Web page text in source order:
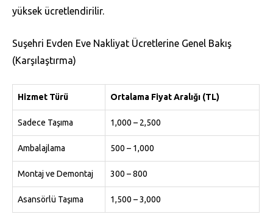
yüksek ücretlendirilir.
Suşehri Evden Eve Nakliyat Ücretlerine Genel Bakış
(Karşılaştırma)
Hizmet Türü Ortalama Fiyat Aralığı (TL)
Sadece Taşıma 1,000 – 2,500
Ambalajlama 500 – 1,000
Montaj ve Demontaj 300 – 800
Asansörlü Taşıma 1,500 – 3,000